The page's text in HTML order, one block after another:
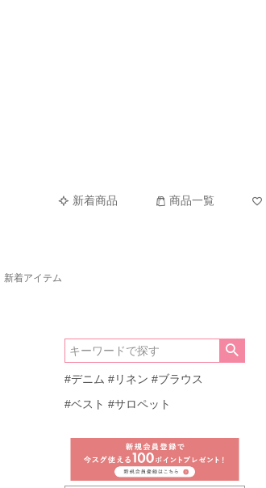
新着商品 商品一覧
新着アイテム
#デニム #リネン #ブラウス
#ベスト #サロペット